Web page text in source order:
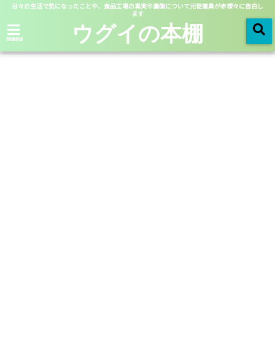
日々の生活で気になったことや、食品工場の真実や裏側について元従業員が赤裸々に告白し
ます
menu ウグイの本棚